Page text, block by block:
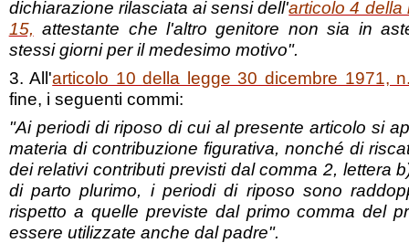
dichiarazione rilasciata ai sensi dell'articolo 4 della
15, attestante che l'altro genitore non sia in
stessi giorni per il medesimo motivo".
3. All'articolo 10 della legge 30 dicembre 1971,
fine, i seguenti commi:
"Ai periodi di riposo di cui al presente articolo si
materia di contribuzione figurativa, nonché di
dei relativi contributi previsti dal comma 2, lettera
di parto plurimo, i periodi di riposo sono
rispetto a quelle previste dal primo comma del
essere utilizzate anche dal padre".